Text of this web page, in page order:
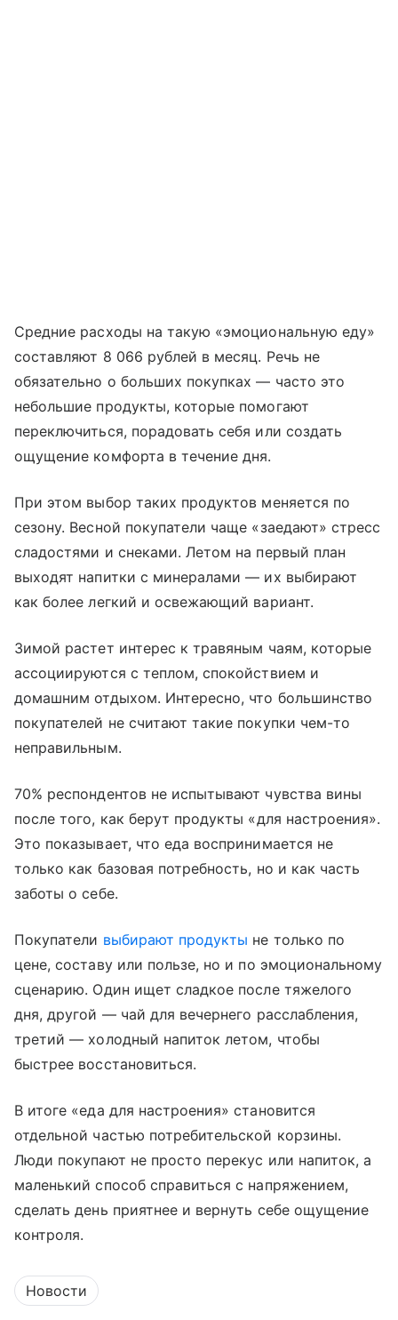
Средние расходы на такую «эмоциональную еду»
составляют 8 066 рублей в месяц. Речь не
обязательно о больших покупках — часто это
небольшие продукты, которые помогают
переключиться, порадовать себя или создать
ощущение комфорта в течение дня.
При этом выбор таких продуктов меняется по
сезону. Весной покупатели чаще «заедают» стресс
сладостями и снеками. Летом на первый план
выходят напитки с минералами — их выбирают
как более легкий и освежающий вариант.
Зимой растет интерес к травяным чаям, которые
ассоциируются с теплом, спокойствием и
домашним отдыхом. Интересно, что большинство
покупателей не считают такие покупки чем-то
неправильным.
70% респондентов не испытывают чувства вины
после того, как берут продукты «для настроения».
Это показывает, что еда воспринимается не
только как базовая потребность, но и как часть
заботы о себе.
Покупатели выбирают продукты не только по
цене, составу или пользе, но и по эмоциональному
сценарию. Один ищет сладкое после тяжелого
дня, другой — чай для вечернего расслабления,
третий — холодный напиток летом, чтобы
быстрее восстановиться.
В итоге «еда для настроения» становится
отдельной частью потребительской корзины.
Люди покупают не просто перекус или напиток, а
маленький способ справиться с напряжением,
сделать день приятнее и вернуть себе ощущение
контроля.
Новости